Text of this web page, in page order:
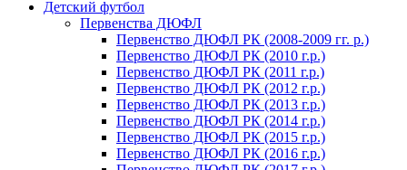
Детский футбол
Первенства ДЮФЛ
Первенство ДЮФЛ РК (2008-2009 гг. р.)
Первенство ДЮФЛ РК (2010 г.р.)
Первенство ДЮФЛ РК (2011 г.р.)
Первенство ДЮФЛ РК (2012 г.р.)
Первенство ДЮФЛ РК (2013 г.р.)
Первенство ДЮФЛ РК (2014 г.р.)
Первенство ДЮФЛ РК (2015 г.р.)
Первенство ДЮФЛ РК (2016 г.р.)